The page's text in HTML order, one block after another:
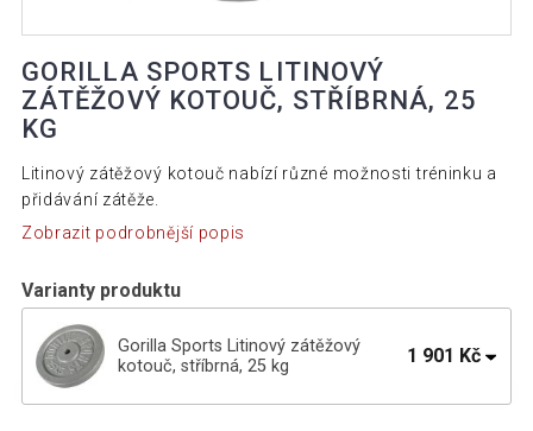
GORILLA SPORTS LITINOVÝ
ZÁTĚŽOVÝ KOTOUČ, STŘÍBRNÁ, 25
KG
Litinový zátěžový kotouč nabízí různé možnosti tréninku a
přidávání zátěže.
Zobrazit podrobnější popis
Varianty produktu
Gorilla Sports Litinový zátěžový
kotouč, stříbrná, 25 kg
1 901 Kč